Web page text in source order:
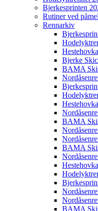
Bjerkesprinten
Rutiner ved
Rennarkiv
Bjerke
BAMA
BAMA
BAMA
BAMA